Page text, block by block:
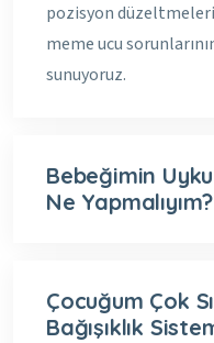
pozisyon
meme ucu
sunuyoruz.
Bebeğimin
Ne Yapmalıyım?
Çocuğum Çok
Bağışıklık